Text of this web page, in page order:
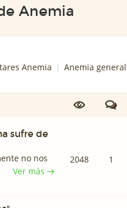
Anemia
Anemia
Anemia general
sufre de
no nos
Ver más
2048 1